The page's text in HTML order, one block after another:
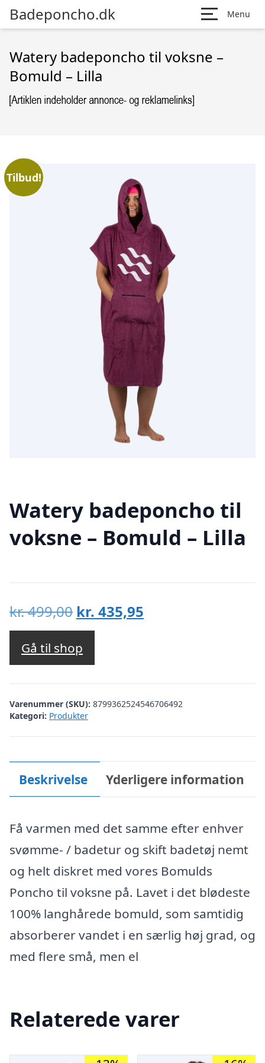
Badeponcho.dk Menu
Watery badeponcho til voksne –
Bomuld – Lilla
Tilbud!
Watery badeponcho til
voksne – Bomuld – Lilla
kr.499,00 Den
oprindelige
pris
var:
kr. 499,00.
kr. 435,95
kr. 435,95.
Gå til shop
Varenummer (SKU): 8799362524546706492
Kategori: Produkter
Beskrivelse Yderligere information
Få varmen med det samme efter enhver
svømme- / badetur og skift badetøj nemt
og helt diskret med vores Bomulds
Poncho til voksne på. Lavet i det blødeste
100% langhårede bomuld, som samtidig
absorberer vandet i en særlig høj grad, og
med flere små, men el
Relaterede varer